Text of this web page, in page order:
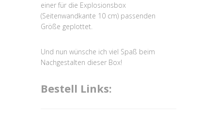
einer für die Explosionsbox
(Seitenwandkante 10 cm) passenden
Größe geplottet.
Und nun wünsche ich viel Spaß beim
Nachgestalten dieser Box!
Bestell Links: